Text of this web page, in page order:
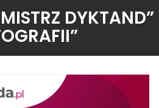
DYKTAND”